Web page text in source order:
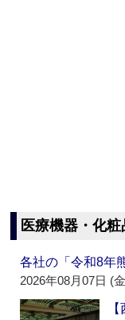
医療機器・化粧
各社の「令和8年
2026年08月07日 (